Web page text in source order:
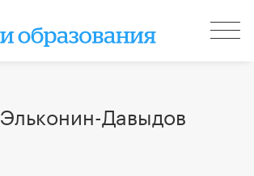
Эльконин-Давыдов